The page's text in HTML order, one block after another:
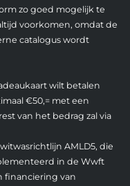
zo goed mogelijk te
voorkomen, omdat de
catalogus wordt
wilt betalen
€50,= met een
van het bedrag zal via
AMLD5, die
in de Wwft
financiering van